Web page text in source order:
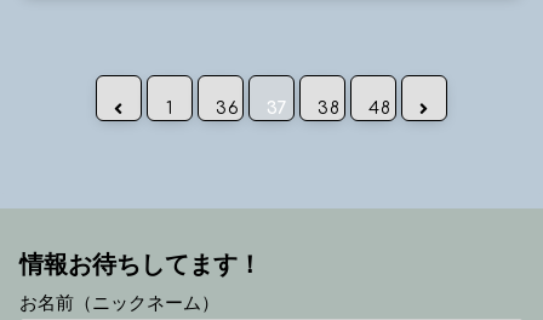
前へ 1 36 37 38 48 次へ
情報お待ちしてます！
お名前（ニックネーム）